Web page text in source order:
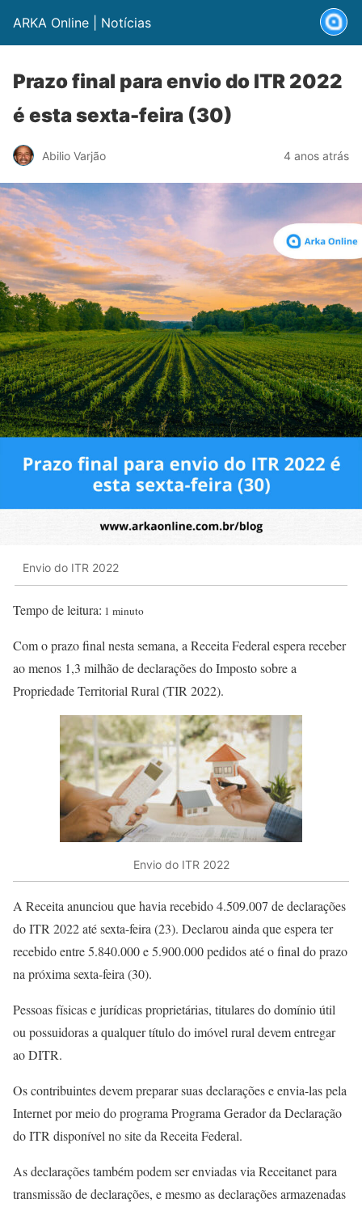
ARKA Online | Notícias
Prazo final para envio do ITR 2022
é esta sexta-feira (30)
Abilio Varjão 4 anos atrás
Envio do ITR 2022
Tempo de leitura: 1 minuto
Com o prazo final nesta semana, a Receita Federal espera receber
ao menos 1,3 milhão de declarações do Imposto sobre a
Propriedade Territorial Rural (TIR 2022).
Envio do ITR 2022
A Receita anunciou que havia recebido 4.509.007 de declarações
do ITR 2022 até sexta-feira (23). Declarou ainda que espera ter
recebido entre 5.840.000 e 5.900.000 pedidos até o final do prazo
na próxima sexta-feira (30).
Pessoas físicas e jurídicas proprietárias, titulares do domínio útil
ou possuidoras a qualquer título do imóvel rural devem entregar
ao DITR.
Os contribuintes devem preparar suas declarações e envia-las pela
Internet por meio do programa Programa Gerador da Declaração
do ITR disponível no site da Receita Federal.
As declarações também podem ser enviadas via Receitanet para
transmissão de declarações, e mesmo as declarações armazenadas